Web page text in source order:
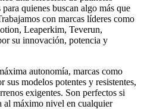
quienes buscan algo más que
con marcas líderes como
Leaperkim, Teverun,
su innovación, potencia y
autonomía, marcas como
modelos potentes y resistentes,
exigentes. Son perfectos si
al máximo nivel en cualquier